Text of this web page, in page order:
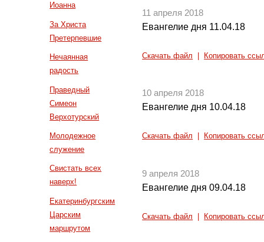
Иоанна
За Христа
Претерпевшие
Нечаянная
радость
Праведный
Симеон
Верхотурский
Молодежное
служение
Свистать всех
наверх!
Екатеринбургским
Царским
маршрутом
11 апреля 2018
Евангелие дня 11.04.18
Скачать файл Копировать
10 апреля 2018
Евангелие дня 10.04.18
Скачать файл Копировать
9 апреля 2018
Евангелие дня 09.04.18
Скачать файл Копировать